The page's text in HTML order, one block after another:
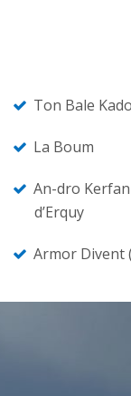
Ton Bale
La Boum
An-dro
d’Erquy
Armor Divent